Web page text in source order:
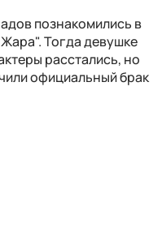
познакомились в
Тогда девушке
расстались, но
официальный брак